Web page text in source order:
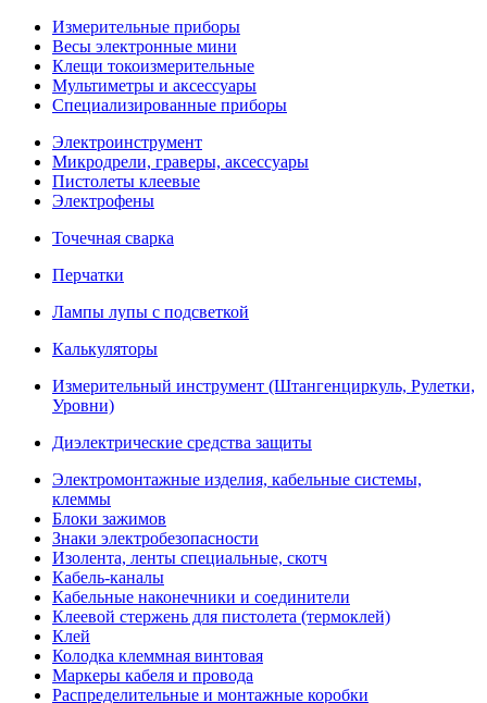
Измерительные приборы
Весы электронные мини
Клещи токоизмерительные
Мультиметры и аксессуары
Специализированные приборы
Электроинструмент
Микродрели, граверы, аксессуары
Пистолеты клеевые
Электрофены
Точечная сварка
Перчатки
Лампы лупы с подсветкой
Калькуляторы
Измерительный инструмент (Штангенциркуль, Рулетки,
Уровни)
Диэлектрические средства защиты
Электромонтажные изделия, кабельные системы,
клеммы
Блоки зажимов
Знаки электробезопасности
Изолента, ленты специальные, скотч
Кабель-каналы
Кабельные наконечники и соединители
Клеевой стержень для пистолета (термоклей)
Клей
Колодка клеммная винтовая
Маркеры кабеля и провода
Распределительные и монтажные коробки